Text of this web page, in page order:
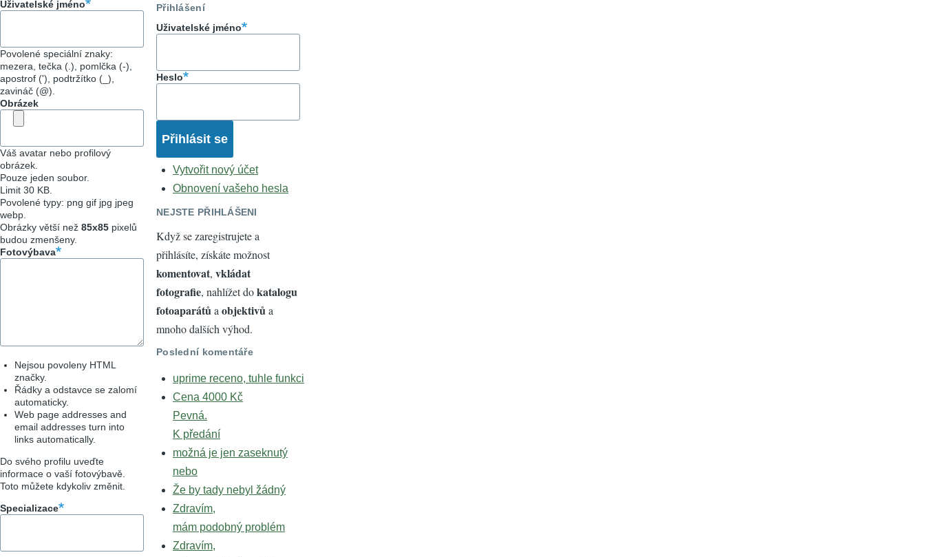
Uživatelské jméno
Povolené speciální znaky:
mezera, tečka (.), pomlčka (-),
apostrof ('), podtržítko (_),
zavináč (@).
Obrázek
Váš avatar nebo profilový
obrázek.
Pouze jeden soubor.
Limit 30 KB.
Povolené typy: png gif jpg jpeg
webp.
Obrázky větší než 85x85 pixelů
budou zmenšeny.
Fotovýbava
Nejsou povoleny HTML
značky.
Řádky a odstavce se zalomí
automaticky.
Web page addresses and
email addresses turn into
links automatically.
Do svého profilu uveďte
informace o vaší fotovýbavě.
Toto můžete kdykoliv změnit.
Specializace
Přihlášení
Uživatelské jméno
Heslo
Vytvořit nový účet
Obnovení vašeho hesla
NEJSTE PŘIHLÁŠENI
Když se zaregistrujete a
přihlásíte, získáte možnost
komentovat, vkládat
fotografie, nahlížet dokatalogu
fotoaparátůa objektivůa
mnoho dalších výhod.
Poslední komentáře
uprime receno, tuhle funkci
Cena 4000 Kč
Pevná.
K předání
možná je jen zaseknutý
nebo
Že by tady nebyl žádný
Zdravím,
mám podobný problém
Zdravím,